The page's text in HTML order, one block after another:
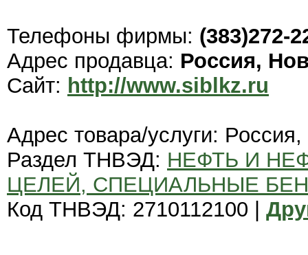
Телефоны фирмы: (383)272-
Адрес продавца: Россия,
Сайт: http://www.siblkz.ru
Адрес товара/услуги:
Раздел ТНВЭД: НЕФТЬ И
ЦЕЛЕЙ, СПЕЦИАЛЬНЫЕ
Код ТНВЭД: 2710112100 |